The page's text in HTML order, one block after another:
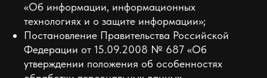
«Об информации, информационных
технологиях и о защите информации»;
Постановление Правительства Российской
Федерации от 15.09.2008 № 687 «Об
утверждении положения об особенностях